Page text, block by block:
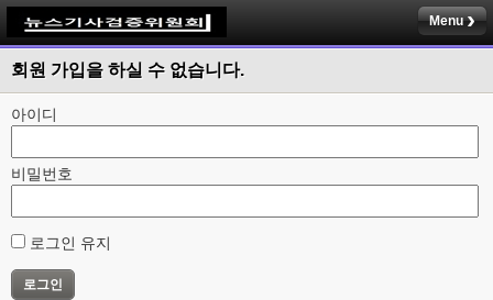
Menu
회원 가입을 하실 수 없습니다.
아이디
비밀번호
로그인 유지